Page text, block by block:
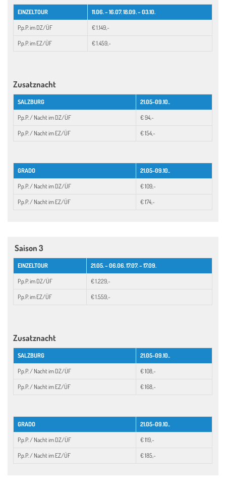
EINZELTOUR 11.06. – 16.07. 18.09. – 03.10.
P.p.P. im DZ/ÜF € 1.149,-
P.p.P. im EZ/ÜF € 1.459,-
Zusatznacht
SALZBURG 21.05-09.10..
P.p.P. / Nacht im DZ/ÜF € 94,-
P.p.P. / Nacht im EZ/ÜF € 154,-
GRADO 21.05-09.10..
P.p.P. / Nacht im DZ/ÜF € 109,-
P.p.P. / Nacht im EZ/ÜF € 174,-
Saison 3
EINZELTOUR 21.05. – 06.06. 17.07. – 17.09.
P.p.P. im DZ/ÜF € 1.229,-
P.p.P. im EZ/ÜF € 1.559,-
Zusatznacht
SALZBURG 21.05-09.10..
P.p.P. / Nacht im DZ/ÜF € 108,-
P.p.P. / Nacht im EZ/ÜF € 168,-
GRADO 21.05-09.10..
P.p.P. / Nacht im DZ/ÜF € 119,-
P.p.P. / Nacht im EZ/ÜF € 185,-